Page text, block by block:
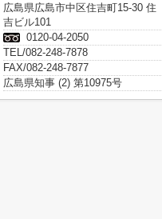
広島県広島市中区住吉町15-30 住
吉ビル101
0120-04-2050
TEL/082-248-7878
FAX/082-248-7877
広島県知事 (2) 第10975号